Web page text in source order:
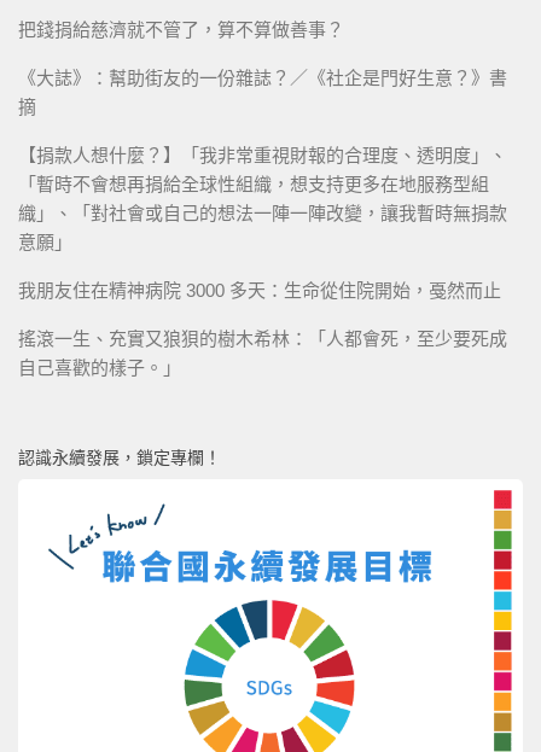
把錢捐給慈濟就不管了，算不算做善事？
《大誌》：幫助街友的一份雜誌？／《社企是門好生意？》書
摘
【捐款人想什麼？】「我非常重視財報的合理度、透明度」、
「暫時不會想再捐給全球性組織，想支持更多在地服務型組
織」、「對社會或自己的想法一陣一陣改變，讓我暫時無捐款
意願」
我朋友住在精神病院 3000 多天：生命從住院開始，戞然而止
搖滾一生、充實又狼狽的樹木希林：「人都會死，至少要死成
自己喜歡的樣子。」
認識永續發展，鎖定專欄！